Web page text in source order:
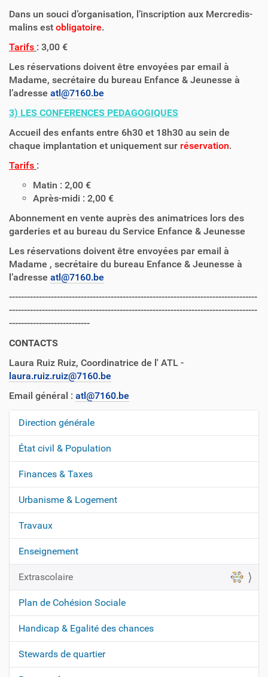
Dans un souci d’organisation, l’inscription aux Mercredis-
malins est obligatoire.
Tarifs : 3,00 €
Les réservations doivent être envoyées par email à
Madame, secrétaire du bureau Enfance & Jeunesse à
l’adresse atl@7160.be
3) LES CONFERENCES PEDAGOGIQUES
Accueil des enfants entre 6h30 et 18h30 au sein de
chaque implantation et uniquement sur réservation.
Tarifs :
Matin : 2,00 €
Après-midi : 2,00 €
Abonnement en vente auprès des animatrices lors des
garderies et au bureau du Service Enfance & Jeunesse
Les réservations doivent être envoyées par email à
Madame , secrétaire du bureau Enfance & Jeunesse à
l’adresse atl@7160.be
-----------------------------------------------------------------------------------
-----------------------------------------------------------------------------------
---------------------------
CONTACTS
Laura Ruiz Ruiz, Coordinatrice de l' ATL -
laura.ruiz.ruiz@7160.be
Email général : atl@7160.be
N
a
v
i
g
a
t
i
n
Direction générale
État civil & Population
Finances & Taxes
Urbanisme & Logement
Travaux
Enseignement
Extrascolaire
Plan de Cohésion Sociale
Handicap & Egalité des chances
Stewards de quartier